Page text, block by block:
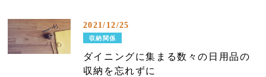
2021/12/25
収納関係
ダイニングに集まる数々の日用品の
収納を忘れずに